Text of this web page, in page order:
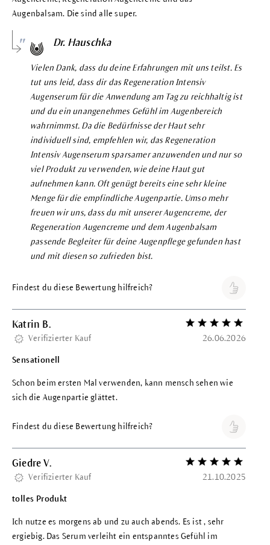
Augenbalsam. Die sind alle super.
Dr. Hauschka
Vielen Dank, dass du deine Erfahrungen mit uns teilst. Es
tut uns leid, dass dir das Regeneration Intensiv
Augenserum für die Anwendung am Tag zu reichhaltig ist
und du ein unangenehmes Gefühl im Augenbereich
wahrnimmst. Da die Bedürfnisse der Haut sehr
individuell sind, empfehlen wir, das Regeneration
Intensiv Augenserum sparsamer anzuwenden und nur so
viel Produkt zu verwenden, wie deine Haut gut
aufnehmen kann. Oft genügt bereits eine sehr kleine
Menge für die empfindliche Augenpartie. Umso mehr
freuen wir uns, dass du mit unserer Augencreme, der
Regeneration Augencreme und dem Augenbalsam
passende Begleiter für deine Augenpflege gefunden hast
und mit diesen so zufrieden bist.
Findest du diese Bewertung hilfreich?
Katrin B. Bewertung mit 5
Verifizierter Kauf 26.06.2026
Sensationell
Schon beim ersten Mal verwenden, kann mensch sehen wie
sich die Augenpartie glättet.
Findest du diese Bewertung hilfreich?
Giedre V. Bewertung mit 5
Verifizierter Kauf 21.10.2025
tolles Produkt
Ich nutze es morgens ab und zu auch abends. Es ist , sehr
ergiebig. Das Serum verleiht ein entspanntes Gefühl im